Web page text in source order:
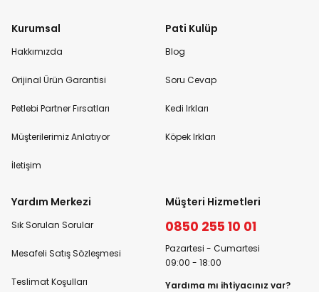
Kurumsal
Hakkımızda
Orijinal Ürün Garantisi
Petlebi Partner Fırsatları
Müşterilerimiz Anlatıyor
İletişim
Pati Kulüp
Blog
Soru Cevap
Kedi Irkları
Köpek Irkları
Yardım Merkezi
Sık Sorulan Sorular
Mesafeli Satış Sözleşmesi
Teslimat Koşulları
Müşteri Hizmetleri
0850 255 10 01
Pazartesi - Cumartesi
09:00 - 18:00
Yardıma mı ihtiyacınız var?